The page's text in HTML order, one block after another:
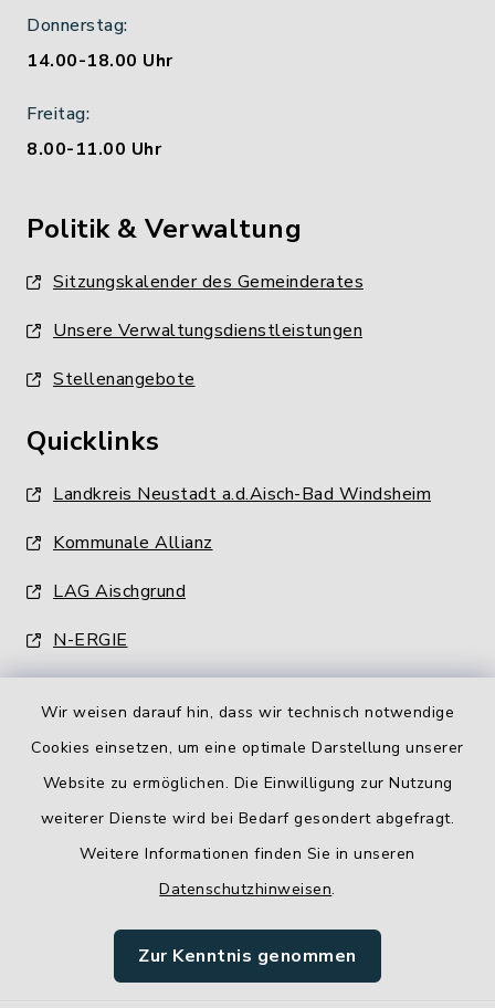
Wir weisen darauf hin, dass wir technisch notwendige
Cookies einsetzen, um eine optimale Darstellung unserer
Website zu ermöglichen. Die Einwilligung zur Nutzung
weiterer Dienste wird bei Bedarf gesondert abgefragt.
Weitere Informationen finden Sie in unseren
Datenschutzhinweisen.
Zur Kenntnis genommen
Donnerstag:
14.00-18.00 Uhr
Freitag:
8.00-11.00 Uhr
Politik & Verwaltung
Sitzungskalender des Gemeinderates
Unsere Verwaltungsdienstleistungen
Stellenangebote
Quicklinks
Landkreis Neustadt a.d.Aisch-Bad Windsheim
Kommunale Allianz
LAG Aischgrund
N-ERGIE
Barrierefreiheit
Impressum